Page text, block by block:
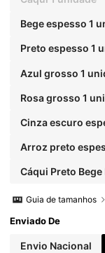
m Função Contra
Bege espesso 1
Preto espesso 1
Azul grosso 1
Rosa grosso 1
Cinza escuro
Arroz preto
Cáqui Preto
Guia de tamanhos
Enviado De
Envio Nacional